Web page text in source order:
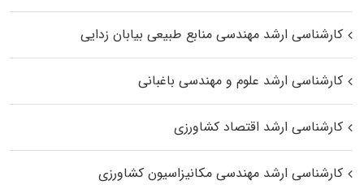
کارشناسی ارشد مهندسی منابع طبیعی بیابان زدایی
کارشناسی ارشد علوم و مهندسی باغبانی
کارشناسی ارشد اقتصاد کشاورزی
کارشناسی ارشد مهندسی مکانیزاسیون کشاورزی